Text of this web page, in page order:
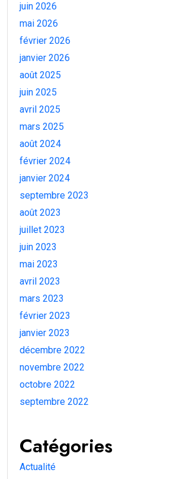
juin 2026
mai 2026
février 2026
janvier 2026
août 2025
juin 2025
avril 2025
mars 2025
août 2024
février 2024
janvier 2024
septembre 2023
août 2023
juillet 2023
juin 2023
mai 2023
avril 2023
mars 2023
février 2023
janvier 2023
décembre 2022
novembre 2022
octobre 2022
septembre 2022
Catégories
Actualité